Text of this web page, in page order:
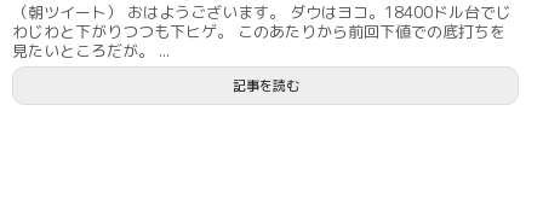
（朝ツイート） おはようございます。 ダウはヨコ。18400ドル台でじ
わじわと下がりつつも下ヒゲ。 このあたりから前回下値での底打ちを
見たいところだが。 ...
記事を読む